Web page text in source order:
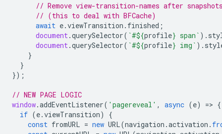
// Remove view-transition-names after
// (this to deal with BFCache)
await e.viewTransition . finished ;
document .querySelector( `#${profile} span` ).
document .querySelector( `#${profile} img` ).
}
}
});
// NEW PAGE LOGIC
window.addEventListener( 'pagereveal' , async (e) => {
if (e.viewTransition)
{
const fromURL = new URL(navigation .activation .